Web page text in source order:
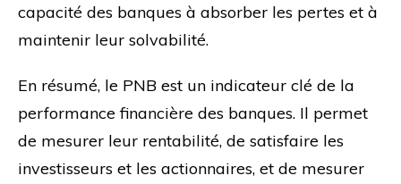
capacité des banques à absorber les pertes et à
maintenir leur solvabilité.
En résumé, le PNB est un indicateur clé de la
performance financière des banques. Il permet
de mesurer leur rentabilité, de satisfaire les
investisseurs et les actionnaires, et de mesurer